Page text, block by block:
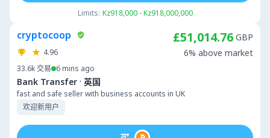
Limits: Kz918,000 - Kz918,000,000
cryptocoop
4.96
33.6k交易 6 mins ago
Bank Transfer · 英国
fast and safe seller with business accounts in UK
欢迎新用户
£51,014.76 GBP
6% above market